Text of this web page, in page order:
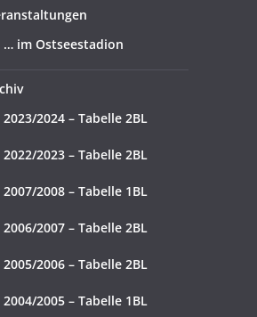
… im Ostseestadion
2023/2024 – Tabelle 2BL
2022/2023 – Tabelle 2BL
2007/2008 – Tabelle 1BL
2006/2007 – Tabelle 2BL
2005/2006 – Tabelle 2BL
2004/2005 – Tabelle 1BL